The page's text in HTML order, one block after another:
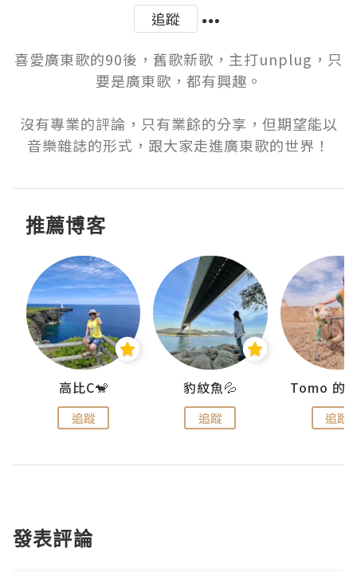
追蹤
喜愛廣東歌的90後，舊歌新歌，主打unplug，只
要是廣東歌，都有興趣。
沒有專業的評論，只有業餘的分享，但期望能以
音樂雜誌的形式，跟大家走進廣東歌的世界！
推薦博客
高比C🐒
追蹤
豹紋魚💦
追蹤 追蹤
發表評論